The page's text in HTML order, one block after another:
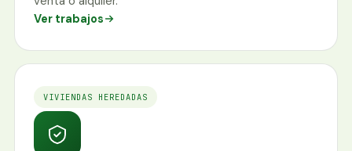
Ver trabajos
VIVIENDAS HEREDADAS